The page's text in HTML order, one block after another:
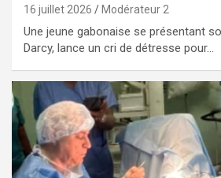
16 juillet 2026 Modérateur 2
Une jeune gabonaise se présentant
Darcy, lance un cri de détresse pour…